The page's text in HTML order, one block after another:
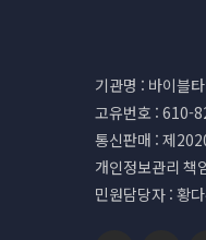
기관명 : 바이블
고유번호 : 610-
통신판매 : 제
개인정보관리 책
민원담당자 : 황